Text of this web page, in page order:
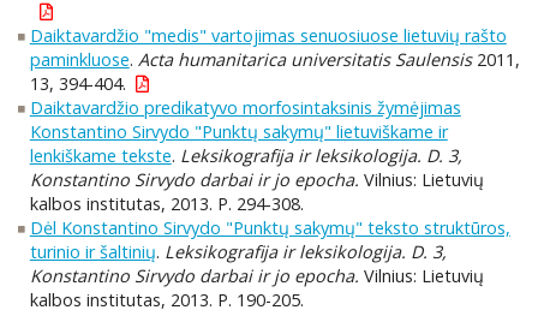
Daiktavardžio "medis" vartojimas senuosiuose lietuvių rašto
paminkluose. Acta humanitarica universitatis Saulensis2011,
13, 394-404.
Daiktavardžio predikatyvo morfosintaksinis žymėjimas
Konstantino Sirvydo "Punktų sakymų" lietuviškame ir
lenkiškame tekste. Leksikografija ir leksikologija. D. 3,
Konstantino Sirvydo darbai ir jo epocha. Vilnius: Lietuvių
kalbos institutas, 2013. P. 294-308.
Dėl Konstantino Sirvydo "Punktų sakymų" teksto struktūros,
turinio ir šaltinių. Leksikografija ir leksikologija. D. 3,
Konstantino Sirvydo darbai ir jo epocha. Vilnius: Lietuvių
kalbos institutas, 2013. P. 190-205.